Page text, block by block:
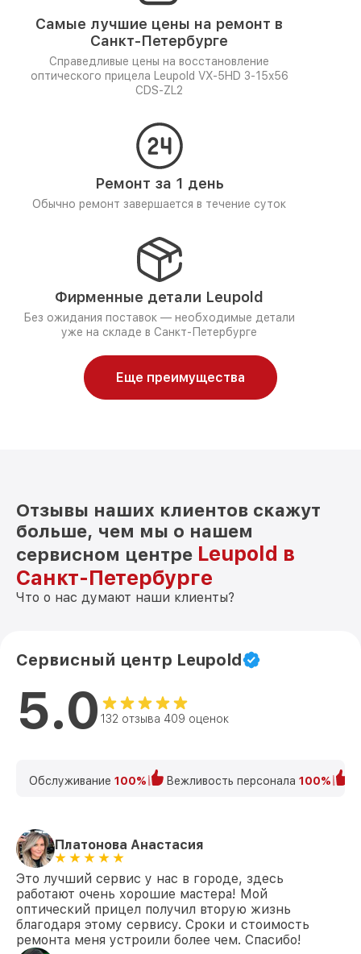
Самые лучшие цены на ремонт в
Санкт-Петербурге
Справедливые цены на восстановление
оптического прицела Leupold VX-5HD 3-15x56
CDS-ZL2
Ремонт за 1 день
Обычно ремонт завершается в течение суток
Фирменные детали Leupold
Без ожидания поставок — необходимые детали
уже на складе в Санкт-Петербурге
Еще преимущества
Отзывы наших клиентов скажут
больше, чем мы о нашем
сервисном центре Leupold в
Санкт-Петербурге
Что о нас думают наши клиенты?
Сервисный центр Leupold
5.0 132 отзыва 409 оценок
Обслуживание 100% Вежливость персонала 100%
Платонова Анастасия
Это лучший сервис у нас в городе, здесь
работают очень хорошие мастера! Мой
оптический прицел получил вторую жизнь
благодаря этому сервису. Сроки и стоимость
ремонта меня устроили более чем. Спасибо!